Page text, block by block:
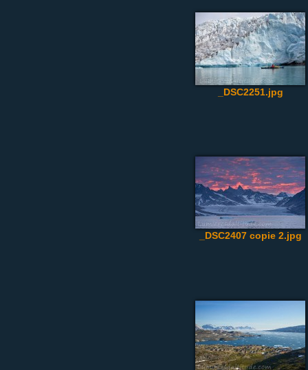
_DSC2251.jpg
_DSC2407 copie 2.jpg